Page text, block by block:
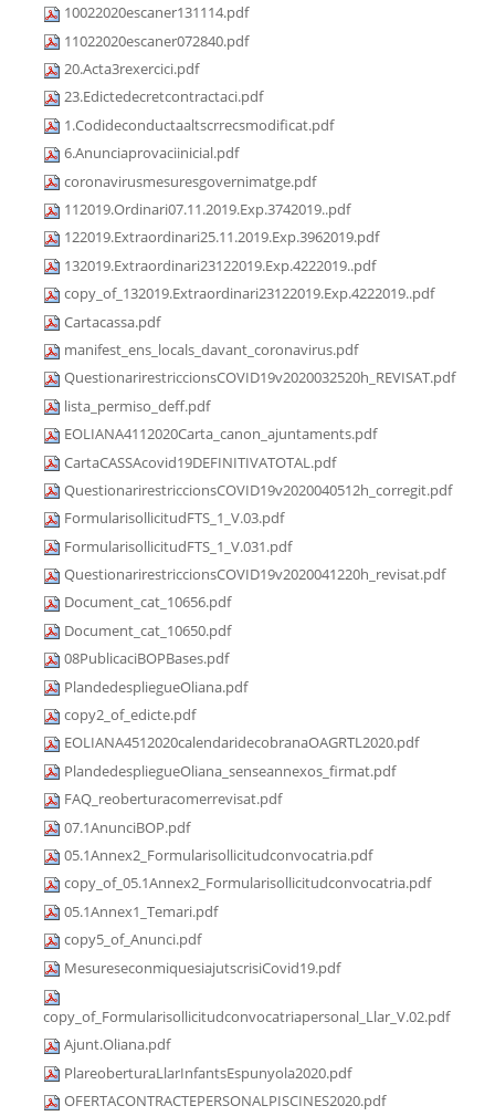
10022020escaner131114.pdf
11022020escaner072840.pdf
20.Acta3rexercici.pdf
23.Edictedecretcontractaci.pdf
1.Codideconductaaltscrrecsmodificat.pdf
6.Anunciaprovaciinicial.pdf
coronavirusmesuresgovernimatge.pdf
112019.Ordinari07.11.2019.Exp.3742019..pdf
122019.Extraordinari25.11.2019.Exp.3962019.pdf
132019.Extraordinari23122019.Exp.4222019..pdf
copy_of_132019.Extraordinari23122019.Exp.4222019..pdf
Cartacassa.pdf
manifest_ens_locals_davant_coronavirus.pdf
QuestionarirestriccionsCOVID19v2020032520h_REVISAT.pdf
lista_permiso_deff.pdf
EOLIANA4112020Carta_canon_ajuntaments.pdf
CartaCASSAcovid19DEFINITIVATOTAL.pdf
QuestionarirestriccionsCOVID19v2020040512h_corregit.pdf
FormularisollicitudFTS_1_V.03.pdf
FormularisollicitudFTS_1_V.031.pdf
QuestionarirestriccionsCOVID19v2020041220h_revisat.pdf
Document_cat_10656.pdf
Document_cat_10650.pdf
08PublicaciBOPBases.pdf
PlandedespliegueOliana.pdf
copy2_of_edicte.pdf
EOLIANA4512020calendaridecobranaOAGRTL2020.pdf
PlandedespliegueOliana_senseannexos_firmat.pdf
FAQ_reoberturacomerrevisat.pdf
07.1AnunciBOP.pdf
05.1Annex2_Formularisollicitudconvocatria.pdf
copy_of_05.1Annex2_Formularisollicitudconvocatria.pdf
05.1Annex1_Temari.pdf
copy5_of_Anunci.pdf
MesureseconmiquesiajutscrisiCovid19.pdf
copy_of_Formularisollicitudconvocatriapersonal_Llar_V.02.pdf
Ajunt.Oliana.pdf
PlareoberturaLlarInfantsEspunyola2020.pdf
OFERTACONTRACTEPERSONALPISCINES2020.pdf